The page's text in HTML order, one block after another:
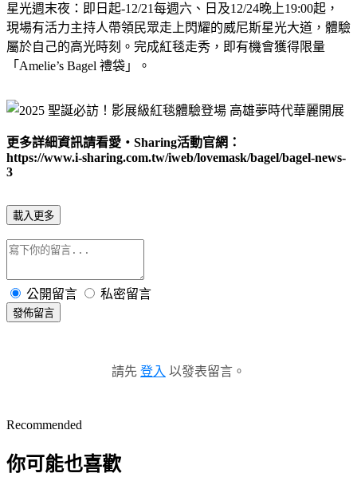
星光週末夜：即日起-12/21每週六、日及12/24晚上19:00起，
現場有活力主持人帶領民眾走上閃耀的威尼斯星光大道，體驗
屬於自己的高光時刻。完成紅毯走秀，即有機會獲得限量
「 Amelie’s Bagel 禮袋」。
更多詳細資訊請看愛 ‧Sharing活動官網：
https://www.i-sharing.com.tw/iweb/lovemask/bagel/bagel-news-
3
載入更多
公開留言 私密留言
發佈留言
請先 登入 以發表留言。
Recommended
你可能也喜歡